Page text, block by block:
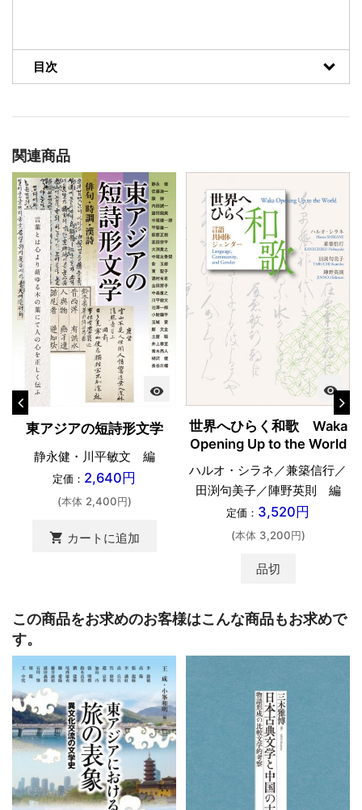
目次
関連商品
visibility
東アジアの短詩形文学
静永健・川平敏文 編
定価： 2,640円
(本体 2,400円)
shopping_cart カートに追加
visibility
世界へひらく和歌 Waka
Opening Up to the World
ハルオ・シラネ／兼築信行／
田渕句美子／陣野英則 編
定価： 3,520円
(本体 3,200円)
品切
この商品をお求めのお客様はこんな商品もお求めで
す。